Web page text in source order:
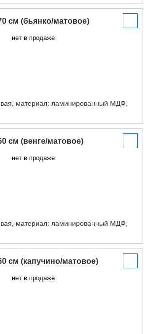
см (бьянко/матовое)
нет в продаже
материал: ламинированный МДФ,
см (венге/матовое)
нет в продаже
материал: ламинированный МДФ,
см (капучино/матовое)
нет в продаже